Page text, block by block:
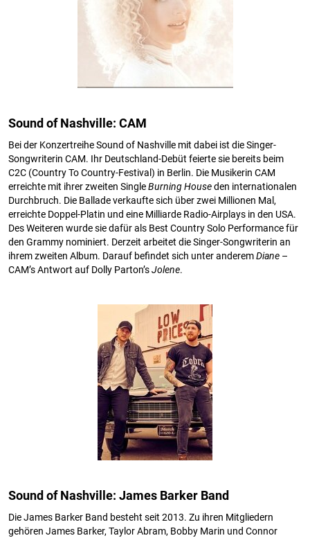
Sound of Nashville: CAM
Bei der Konzertreihe Sound of Nashville mit dabei ist die Singer-
Songwriterin CAM. Ihr Deutschland-Debüt feierte sie bereits beim
C2C (Country To Country-Festival) in Berlin. Die Musikerin CAM
erreichte mit ihrer zweiten SingleBurning Houseden internationalen
Durchbruch. Die Ballade verkaufte sich über zwei Millionen Mal,
erreichte Doppel-Platin und eine Milliarde Radio-Airplays in den USA.
Des Weiteren wurde sie dafür als Best Country Solo Performance für
den Grammy nominiert. Derzeit arbeitet die Singer-Songwriterin an
ihrem zweiten Album. Darauf befindet sich unter anderemDiane –
CAM’s Antwort auf Dolly Parton’sJolene.
Sound of Nashville: James Barker Band
Die James Barker Band besteht seit 2013. Zu ihren Mitgliedern
gehören James Barker, Taylor Abram, Bobby Marin und Connor